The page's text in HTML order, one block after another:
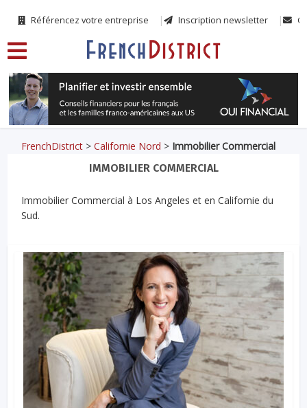
Référencez votre entreprise Inscription newsletter
FrenchDistrict >Californie Nord > Immobilier Commercial
IMMOBILIER COMMERCIAL
Immobilier Commercial à Los Angeles et en Californie du
Sud.